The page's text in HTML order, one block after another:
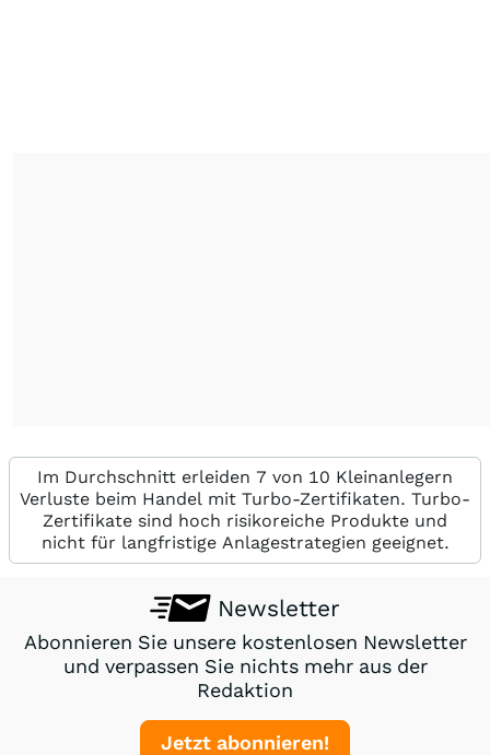
Im Durchschnitt erleiden 7 von 10 Kleinanlegern
Verluste beim Handel mit Turbo-Zertifikaten. Turbo-
Zertifikate sind hoch risikoreiche Produkte und
nicht für langfristige Anlagestrategien geeignet.
Newsletter
Abonnieren Sie unsere kostenlosen Newsletter
und verpassen Sie nichts mehr aus der
Redaktion
Jetzt abonnieren!